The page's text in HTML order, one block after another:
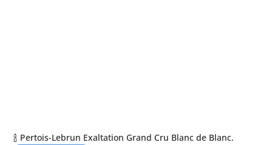
🍾 Pertois-Lebrun Exaltation Grand Cru Blanc de Blanc.